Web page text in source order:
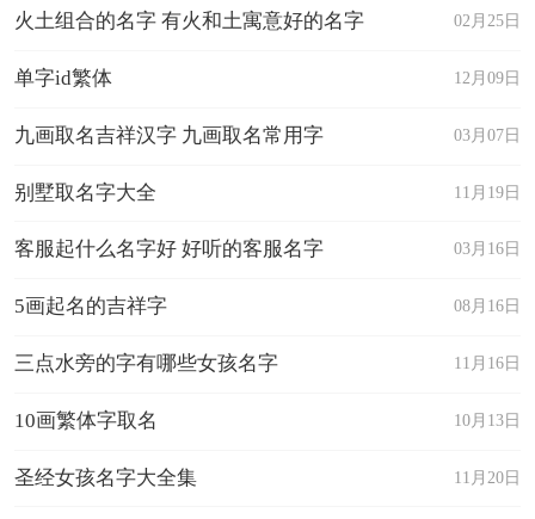
02月25日
火土组合的名字 有火和土寓意好的名字
12月09日
单字id繁体
03月07日
九画取名吉祥汉字 九画取名常用字
11月19日
别墅取名字大全
03月16日
客服起什么名字好 好听的客服名字
08月16日
5画起名的吉祥字
11月16日
三点水旁的字有哪些女孩名字
10月13日
10画繁体字取名
11月20日
圣经女孩名字大全集